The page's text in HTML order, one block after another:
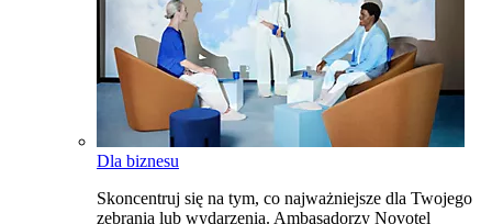
Dla biznesu
Skoncentruj się na tym, co najważniejsze dla Twojego
zebrania lub wydarzenia. Ambasadorzy Novotel